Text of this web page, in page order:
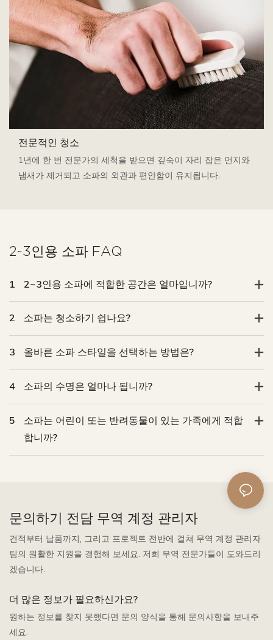
전문적인 청소
1년에 한 번 전문가의 세척을 받으면 깊숙이 자리 잡은 먼지와
냄새가 제거되고 소파의 외관과 편안함이 유지됩니다.
2~3인용 소파 FAQ
1 2~3인용 소파에 적합한 공간은 얼마입니까?
2 소파는 청소하기 쉽나요?
3 올바른 소파 스타일을 선택하는 방법은?
4 소파의 수명은 얼마나 됩니까?
5
소파는 어린이 또는 반려동물이 있는 가족에게 적합
합니까?
문의하기 전담 무역 계정 관리자
견적부터 납품까지, 그리고 프로젝트 전반에 걸쳐 무역 계정 관리자
팀의 원활한 지원을 경험해 보세요. 저희 무역 전문가들이 도와드리
겠습니다.
더 많은 정보가 필요하신가요?
원하는 정보를 찾지 못했다면 문의 양식을 통해 문의사항을 보내주
세요.